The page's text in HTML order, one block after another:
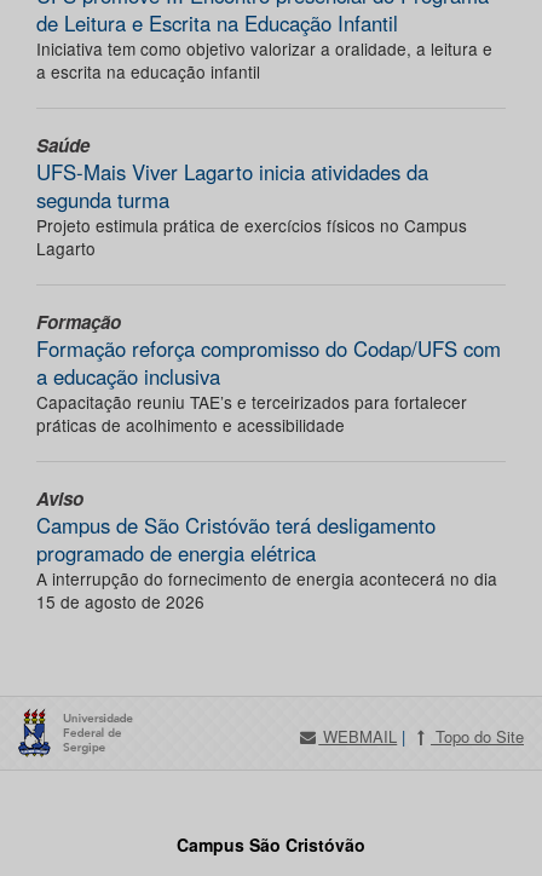
de Leitura e Escrita na Educação Infantil
Iniciativa tem como objetivo valorizar a oralidade, a leitura e
a escrita na educação infantil
Saúde
UFS-Mais Viver Lagarto inicia atividades da
segunda turma
Projeto estimula prática de exercícios físicos no Campus
Lagarto
Formação
Formação reforça compromisso do Codap/UFS com
a educação inclusiva
Capacitação reuniu TAE’s e terceirizados para fortalecer
práticas de acolhimento e acessibilidade
Aviso
Campus de São Cristóvão terá desligamento
programado de energia elétrica
A interrupção do fornecimento de energia acontecerá no dia
15 de agosto de 2026
WEBMAIL | Topo do Site
Campus São Cristóvão